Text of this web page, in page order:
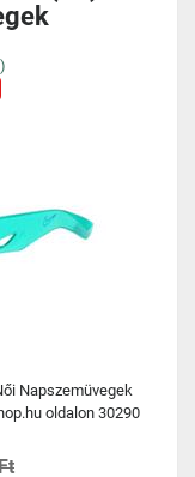
Napszemüvegek
oldalon 30290